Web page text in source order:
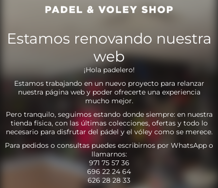
Estamos renovando nuestra
web
¡Hola padelero!
Estamos trabajando en un nuevo proyecto para relanzar
nuestra página web y poder ofrecerte una experiencia
mucho mejor.
Pero tranquilo, seguimos estando donde siempre: en nuestra
tienda física, con las últimas colecciones, ofertas y todo lo
necesario para disfrutar del pádel y el vóley como se merece.
Para pedidos o consultas puedes escribirnos por WhatsApp o
llamarnos:
971 75 57 36
696 22 24 64
626 28 28 33